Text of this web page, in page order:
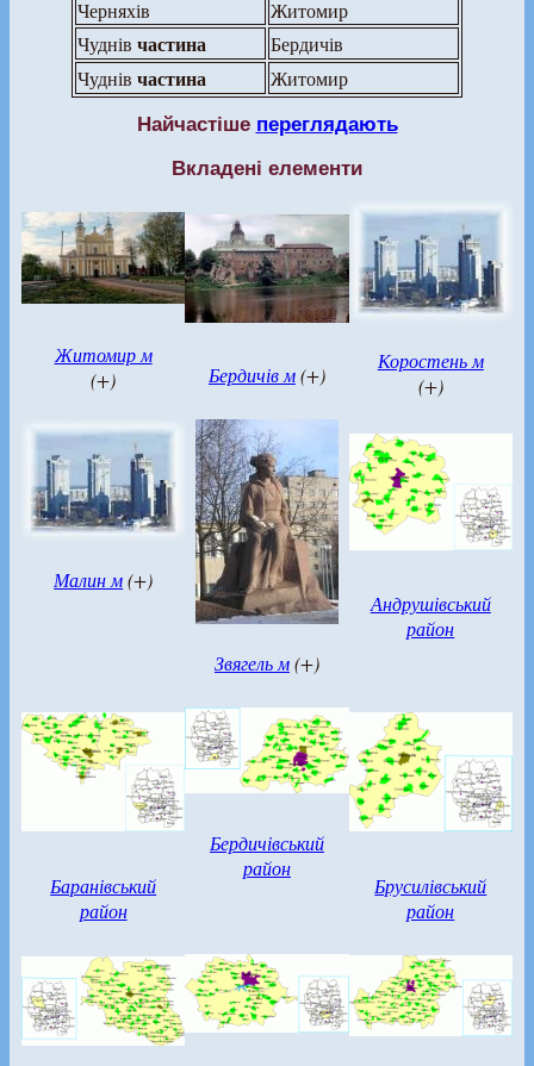
Черняхів
Житомир
Чуднів частина
Бердичів
Чуднів частина Житомир
Найчастіше переглядають
Вкладені елементи
Житомир м
(+)
Бердичів м(+)
Коростень м
(+)
Малин м(+)
Звягель м(+)
Андрушівський
район
Баранівський
район
Бердичівський
район
Брусилівський
район